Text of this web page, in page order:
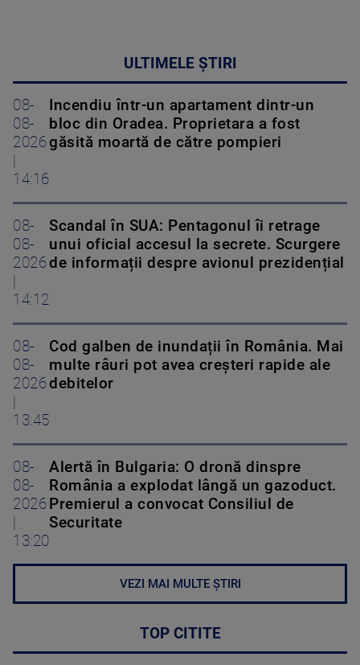
ULTIMELE ȘTIRI
08-
08-
2026
14:16
Incendiu într-un apartament dintr-un
bloc din Oradea. Proprietara a fost
găsită moartă de către pompieri
08-
08-
2026
14:12
Scandal în SUA: Pentagonul îi retrage
unui oficial accesul la secrete. Scurgere
de informații despre avionul prezidențial
08-
08-
2026
13:45
Cod galben de inundații în România. Mai
multe râuri pot avea creșteri rapide ale
debitelor
08-
08-
2026
13:20
Alertă în Bulgaria: O dronă dinspre
România a explodat lângă un gazoduct.
Premierul a convocat Consiliul de
Securitate
VEZI MAI MULTE ȘTIRI
TOP CITITE